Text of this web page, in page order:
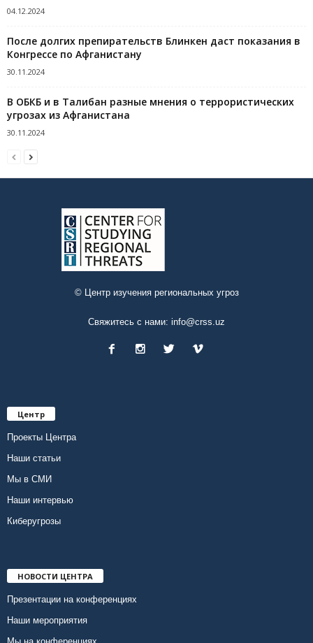
04.12.2024
После долгих препирательств Блинкен даст показания в
Конгрессе по Афганистану
30.11.2024
В ОБКБ и в Талибан разные мнения о террористических
угрозах из Афганистана
30.11.2024
© Центр изучения региональных угроз
Свяжитесь с нами: info@crss.uz
Центр
Проекты Центра
Наши статьи
Мы в СМИ
Наши интервью
Киберугрозы
НОВОСТИ ЦЕНТРА
Презентации на конференциях
Наши мероприятия